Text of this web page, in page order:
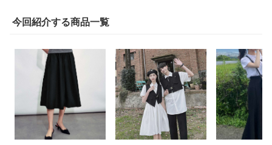
今回紹介する商品一覧